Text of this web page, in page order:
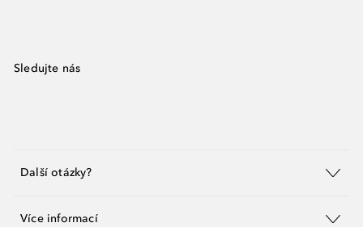
Sledujte nás
Další otázky?
Více informací